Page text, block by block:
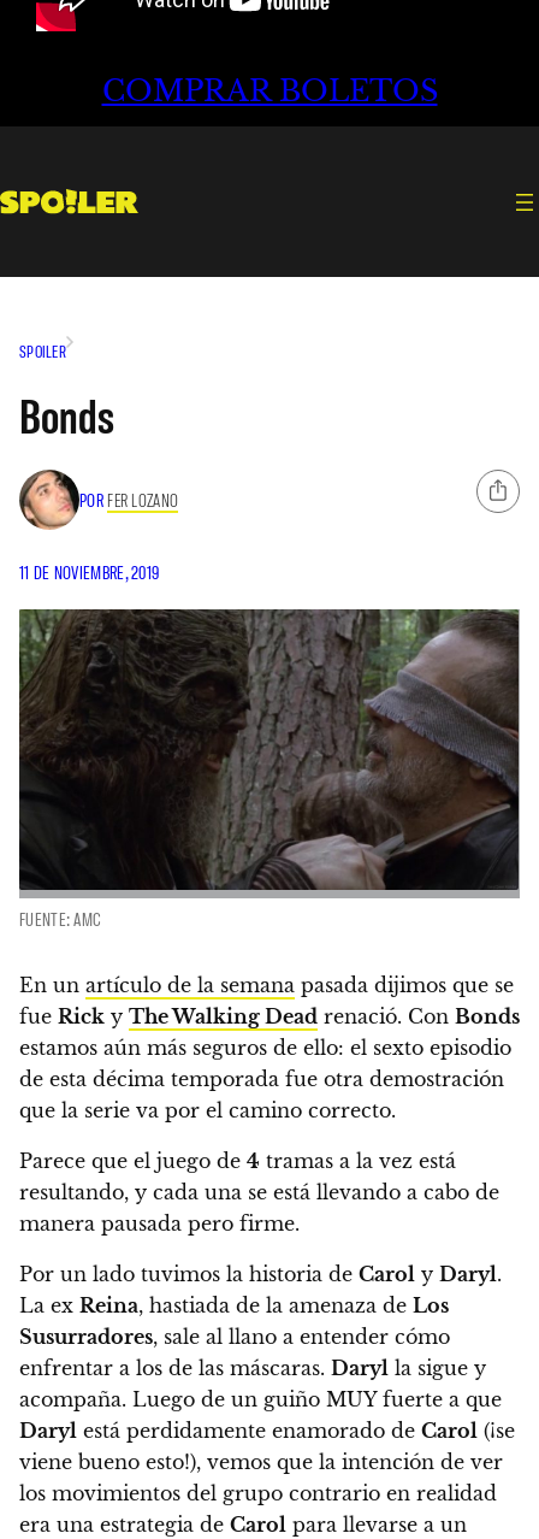
COMPRAR BOLETOS
SPOILER
Bonds
POR FER LOZANO
11 DE NOVIEMBRE, 2019
FUENTE: AMC
En un artículo de la semana pasada dijimos que se
fue Rick y The Walking Dead renació. Con Bonds
estamos aún más seguros de ello: el sexto episodio
de esta décima temporada fue otra demostración
que la serie va por el camino correcto.
Parece que el juego de 4 tramas a la vez está
resultando, y cada una se está llevando a cabo de
manera pausada pero firme.
Por un lado tuvimos la historia de Carol y Daryl.
La ex Reina, hastiada de la amenaza de Los
Susurradores, sale al llano a entender cómo
enfrentar a los de las máscaras. Daryl la sigue y
acompaña. Luego de un guiño MUY fuerte a que
Daryl está perdidamente enamorado de Carol (¡se
viene bueno esto!), vemos que la intención de ver
los movimientos del grupo contrario en realidad
era una estrategia de Carol para llevarse a un